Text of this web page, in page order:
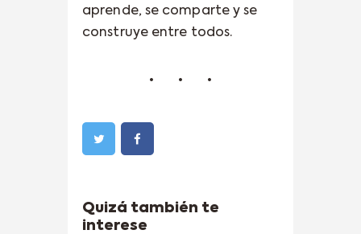
aprende, se comparte y se
construye entre todos.
Quizá también te
interese